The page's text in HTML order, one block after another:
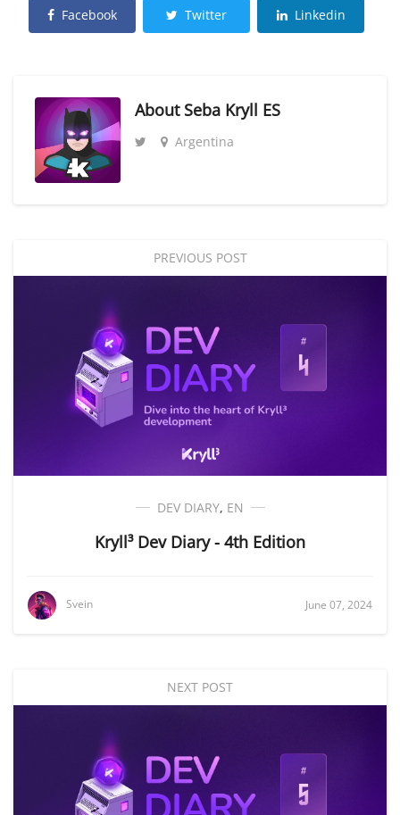
Facebook Twitter Linkedin
About Seba Kryll ES
Argentina
PREVIOUS POST
DEV DIARY, EN
Kryll³ Dev Diary - 4th Edition
Svein June 07, 2024
NEXT POST